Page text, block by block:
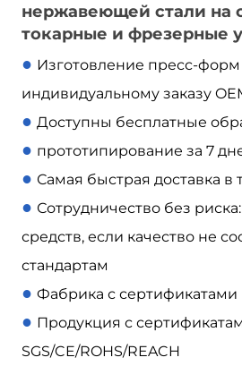
нержавеющей стали на
токарные и фрезерные
● Изготовление пресс-
индивидуальному заказу
● Доступны бесплатные
● прототипирование за 7
● Самая быстрая доставка в
● Сотрудничество без
средств, если качество не
стандартам
● Фабрика с сертификатами
● Продукция с
SGS/CE/ROHS/REACH